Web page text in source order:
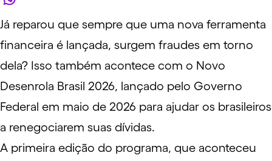
Já reparou que sempre que uma nova ferramenta
financeira é lançada, surgem fraudes em torno
dela? Isso também acontece com o Novo
Desenrola Brasil 2026, lançado pelo Governo
Federal em maio de 2026 para ajudar os brasileiros
a renegociarem suas dívidas.
A primeira edição do programa, que aconteceu